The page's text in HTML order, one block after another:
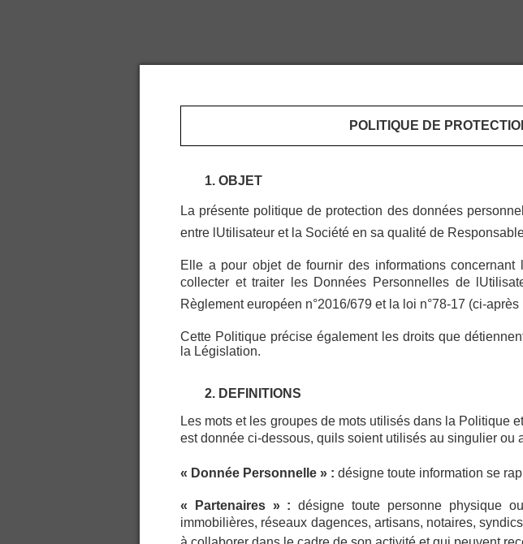
POLITIQUE DE
1. OBJET
La présente politique de protection des données
entre lUtilisateur et la Société en sa qualité de
Elle a pour objet de fournir des informations
collecter et traiter les Données Personnelles de
Règlement européen n°2016/679 et la loi n°78-17 (ci-
Cette Politique précise également les droits que
la Législation.
2. DEFINITIONS
Les mots et les groupes de mots utilisés dans la Politique
est donnée ci-dessous, quils soient utilisés au singulier ou
« Donnée Personnelle » : désigne toute information se
« Partenaires » :désigne toute personne physique
immobilières, réseaux dagences, artisans, notaires,